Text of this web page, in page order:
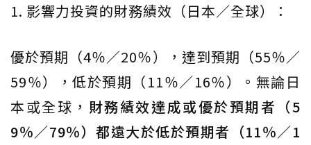
1. 影響力投資的財務績效（日本／全球）：
優於預期（4％／20％），達到預期（55％／
59％），低於預期（11％／16％）。無論日
本或全球， 財務績效達成或優於預期者（5
9％／79％）都遠大於低於預期者（11％／1